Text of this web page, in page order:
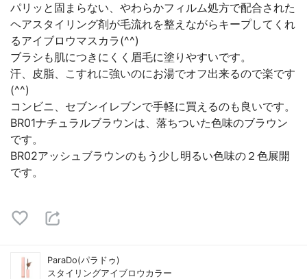
パリッと固まらない、やわらかフィルム処方で配合された
ヘアスタイリング剤が毛流れを整えながらキープしてくれ
るアイブロウマスカラ(⁠^⁠^⁠)
ブラシも肌につきにくく眉毛に塗りやすいです。
⁠汗、皮脂、こすれに強いのにお湯でオフ出来るので楽です
(⁠^⁠^⁠)
コンビニ、セブンイレブンで手軽に買えるのも良いです。
BR01ナチュラルブラウンは、落ちついた色味のブラウン
です。
BR02アッシュブラウンのもう少し明るい色味の２色展開
です。
ParaDo(パラドゥ)
スタイリングアイブロウカラー